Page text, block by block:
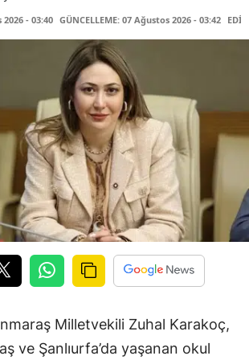
- 03:40 GÜNCELLEME: 07 Ağustos 2026 - 03:42
Milletvekili Zuhal Karakoç,
ve Şanlıurfa’da yaşanan okul